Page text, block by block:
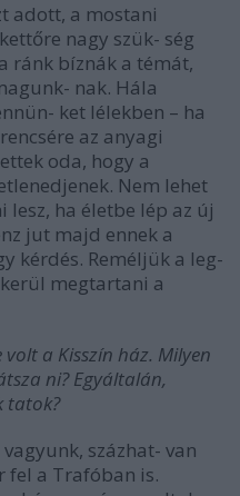
adott, a mostani
nagy szük- ség
ránk bíznák a témát,
nak. Hála
ket lélekben – ha
az anyagi
oda, hogy a
Nem lehet
ha életbe lép az új
jut majd ennek a
kérdés. Reméljük a leg-
megtartani a
volt a Kisszín­ ház. Milyen
ni? Egyáltalán,
tatok?
százhat- van
fel a Trafóban is.